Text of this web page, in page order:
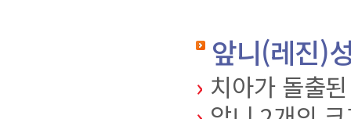
앞니(레진)
› 치아가 돌출